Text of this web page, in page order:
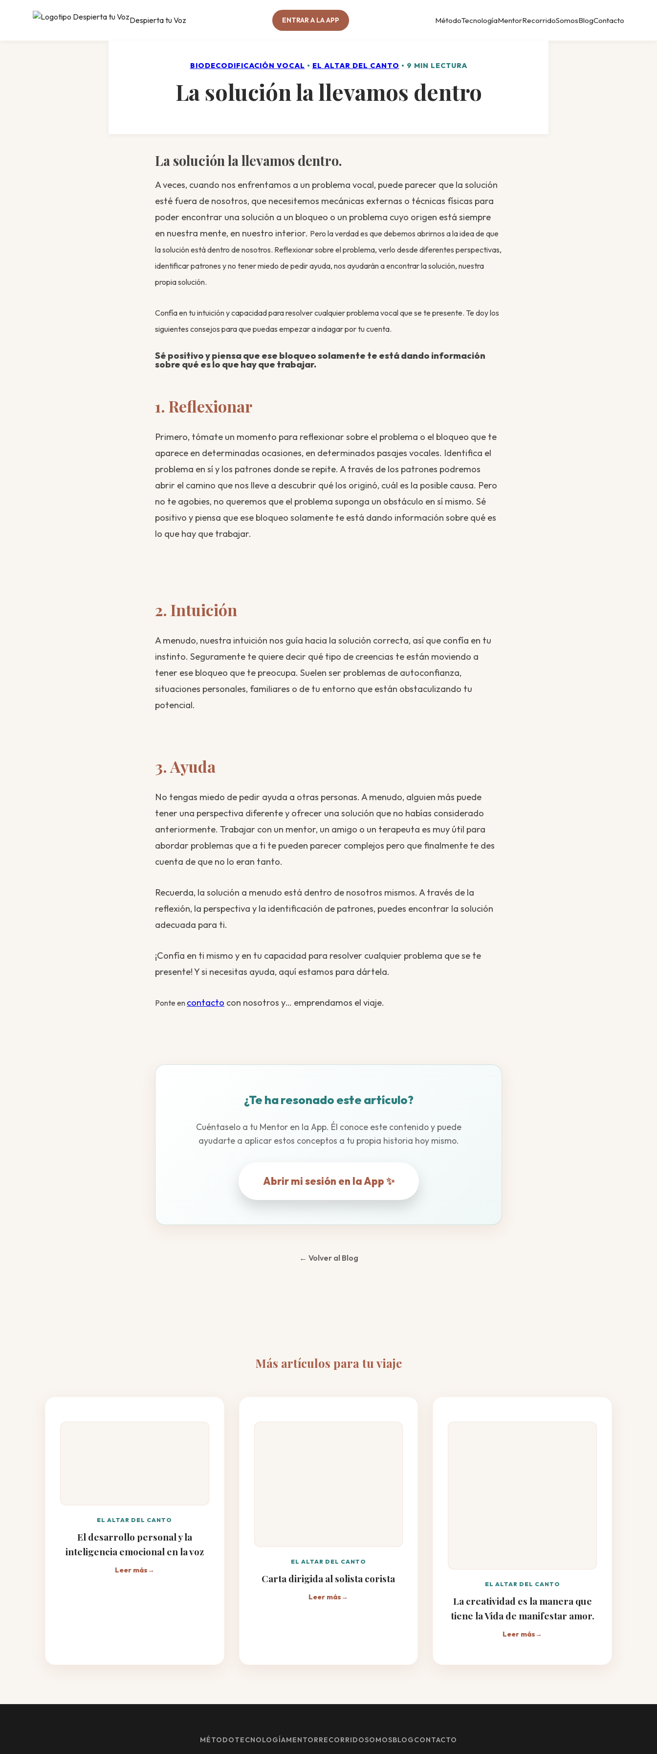
Despierta tu Voz ENTRAR A LA APP MétodoTecnologíaMentorRecorridoSomosBlogContacto
BIODECODIFICACIÓN VOCAL • EL ALTAR DEL CANTO • 9 MIN LECTURA
La solución la llevamos dentro
La solución la llevamos dentro.
A veces, cuando nos enfrentamos a un problema vocal, puede parecer que la solución
esté fuera de nosotros, que necesitemos mecánicas externas o técnicas físicas para
poder encontrar una solución a un bloqueo o un problema cuyo origen está siempre
en nuestra mente, en nuestro interior. Pero la verdad es que debemos abrirnos a la idea de que
la solución está dentro de nosotros. Reflexionar sobre el problema, verlo desde diferentes perspectivas,
identificar patrones y no tener miedo de pedir ayuda, nos ayudarán a encontrar la solución, nuestra
propia solución.
Confía en tu intuición y capacidad para resolver cualquier problema vocal que se te presente. Te doy los
siguientes consejos para que puedas empezar a indagar por tu cuenta.
Sé positivo y piensa que ese bloqueo solamente te está dando información
sobre qué es lo que hay que trabajar.
1. Reflexionar
Primero, tómate un momento para reflexionar sobre el problema o el bloqueo que te
aparece en determinadas ocasiones, en determinados pasajes vocales. Identifica el
problema en sí y los patrones donde se repite. A través de los patrones podremos
abrir el camino que nos lleve a descubrir qué los originó, cuál es la posible causa. Pero
no te agobies, no queremos que el problema suponga un obstáculo en sí mismo. Sé
positivo y piensa que ese bloqueo solamente te está dando información sobre qué es
lo que hay que trabajar.
2. Intuición
A menudo, nuestra intuición nos guía hacia la solución correcta, así que confía en tu
instinto. Seguramente te quiere decir qué tipo de creencias te están moviendo a
tener ese bloqueo que te preocupa. Suelen ser problemas de autoconfianza,
situaciones personales, familiares o de tu entorno que están obstaculizando tu
potencial.
3. Ayuda
No tengas miedo de pedir ayuda a otras personas. A menudo, alguien más puede
tener una perspectiva diferente y ofrecer una solución que no habías considerado
anteriormente. Trabajar con un mentor, un amigo o un terapeuta es muy útil para
abordar problemas que a ti te pueden parecer complejos pero que finalmente te des
cuenta de que no lo eran tanto.
Recuerda, la solución a menudo está dentro de nosotros mismos. A través de la
reflexión, la perspectiva y la identificación de patrones, puedes encontrar la solución
adecuada para ti.
¡Confía en ti mismo y en tu capacidad para resolver cualquier problema que se te
presente! Y si necesitas ayuda, aquí estamos para dártela.
Ponte en contacto con nosotros y… emprendamos el viaje.
¿Te ha resonado este artículo?
Cuéntaselo a tu Mentor en la App. Él conoce este contenido y puede
ayudarte a aplicar estos conceptos a tu propia historia hoy mismo.
Abrir mi sesión en la App ✨
← Volver al Blog
Más artículos para tu viaje
EL ALTAR DEL CANTO
El desarrollo personal y la
inteligencia emocional en la voz
Leer más→
EL ALTAR DEL CANTO
Carta dirigida al solista corista
Leer más→
EL ALTAR DEL CANTO
La creatividad es la manera que
tiene la Vida de manifestar amor.
Leer más→
MÉTODOTECNOLOGÍAMENTORRECORRIDOSOMOSBLOGCONTACTO